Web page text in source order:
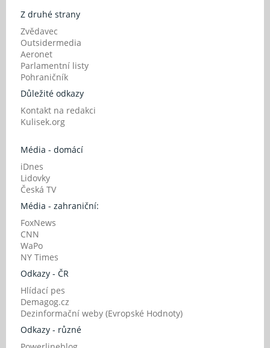
Z druhé strany
Zvědavec
Outsidermedia
Aeronet
Parlamentní listy
Pohraničník
Důležité odkazy
Kontakt na redakci
Kulisek.org
Média - domácí
iDnes
Lidovky
Česká TV
Média - zahraniční:
FoxNews
CNN
WaPo
NY Times
Odkazy - ČR
Hlídací pes
Demagog.cz
Dezinformační weby (Evropské Hodnoty)
Odkazy - různé